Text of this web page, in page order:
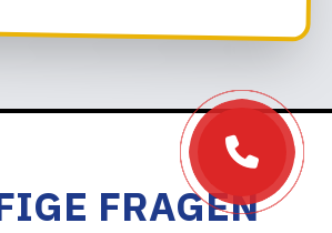
FRAGEN